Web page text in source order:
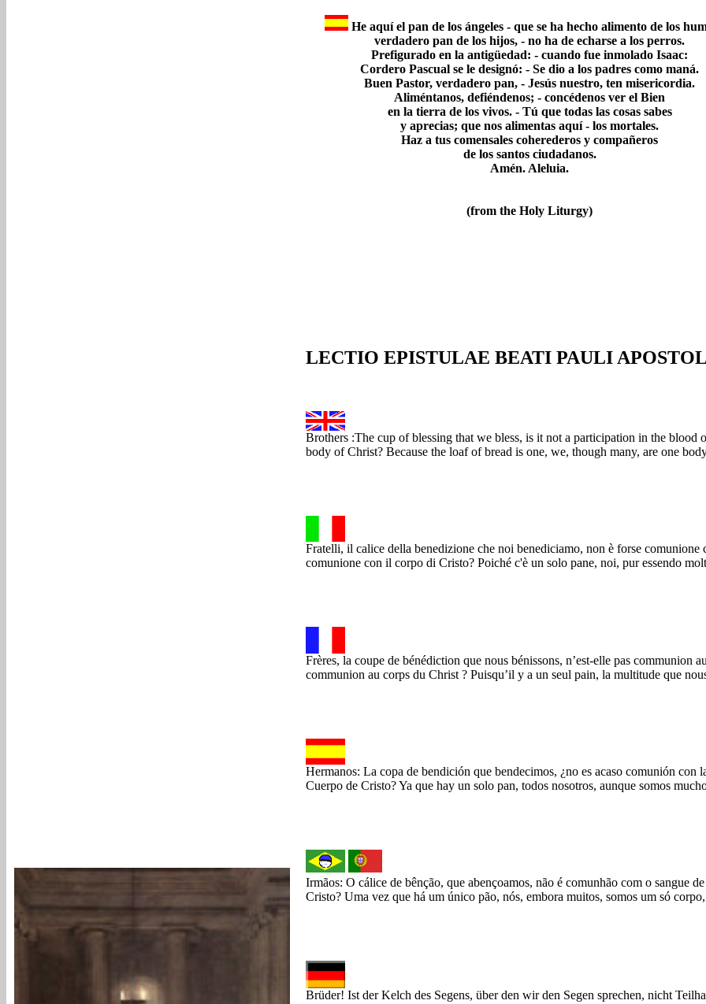
He aquí el pan de los ángeles - que se ha hecho alimento de los
verdadero pan de los hijos, - no ha de echarse a los perros.
Prefigurado en la antigüedad: - cuando fue inmolado Isaac:
Cordero Pascual se le designó: - Se dio a los padres como maná.
Buen Pastor, verdadero pan, - Jesús nuestro, ten misericordia.
Aliméntanos, defiéndenos; - concédenos ver el Bien
en la tierra de los vivos. - Tú que todas las cosas sabes
y aprecias; que nos alimentas aquí - los mortales.
Haz a tus comensales coherederos y compañeros
de los santos ciudadanos.
Amén. Aleluia.
(from the Holy Liturgy)
LECTIO EPISTULAE BEATI PAULI
Brothers :The cup of blessing that we bless, is it not a participation in the
body of Christ? Because the loaf of bread is one, we, though many, are one
Fratelli, il calice della benedizione che noi benediciamo, non è forse
comunione con il corpo di Cristo? Poiché c'è un solo pane, noi, pur essendo
Frères, la coupe de bénédiction que nous bénissons, n’est-elle pas communion
communion au corps du Christ ? Puisqu’il y a un seul pain, la multitude que
Hermanos: La copa de bendición que bendecimos, ¿no es acaso comunión
Cuerpo de Cristo? Ya que hay un solo pan, todos nosotros, aunque somos
Irmãos: O cálice de bênção, que abençoamos, não é comunhão com o sangue
Cristo? Uma vez que há um único pão, nós, embora muitos, somos um só
Brüder! Ist der Kelch des Segens, über den wir den Segen sprechen, nicht